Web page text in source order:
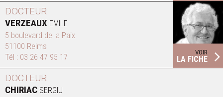
DOCTEUR
VERZEAUX EMILE
5 boulevard de la Paix
51100 Reims
Tél : 03 26 47 95 17
VOIR
LA FICHE
DOCTEUR
CHIRIAC SERGIU